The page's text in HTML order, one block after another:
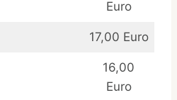
Euro
17,00 Euro
16,00
Euro